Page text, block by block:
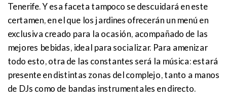
Tenerife. Y esa faceta tampoco se descuidará en este
certamen, en el que los jardines ofrecerán un menú en
exclusiva creado para la ocasión, acompañado de las
mejores bebidas, ideal para socializar. Para amenizar
todo esto, otra de las constantes será la música: estará
presente en distintas zonas del complejo, tanto a manos
de DJs como de bandas instrumentales en directo.